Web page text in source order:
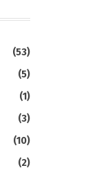
(53)
(5)
(1)
(3)
(10)
(2)